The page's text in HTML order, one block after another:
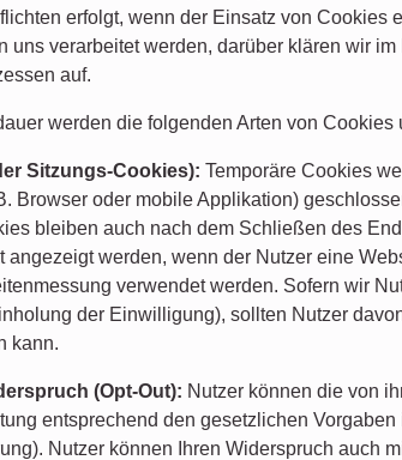
erfolgt, wenn der Einsatz von Cookies
verarbeitet werden, darüber klären wir
auf.
werden die folgenden Arten von Cookies
Sitzungs-Cookies): Temporäre Cookies
Browser oder mobile Applikation)
bleiben auch nach dem Schließen des
werden, wenn der Nutzer eine
verwendet werden. Sofern wir
der Einwilligung), sollten Nutzer
kann.
(Opt-Out): Nutzer können die von
entsprechend den gesetzlichen
Nutzer können Ihren Widerspruch auch